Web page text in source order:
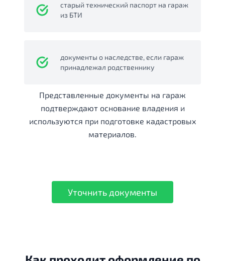
старый технический паспорт на гараж
из БТИ
документы о наследстве, если гараж
принадлежал родственнику
Представленные документы на гараж
подтверждают основание владения и
используются при подготовке кадастровых
материалов.
Уточнить документы